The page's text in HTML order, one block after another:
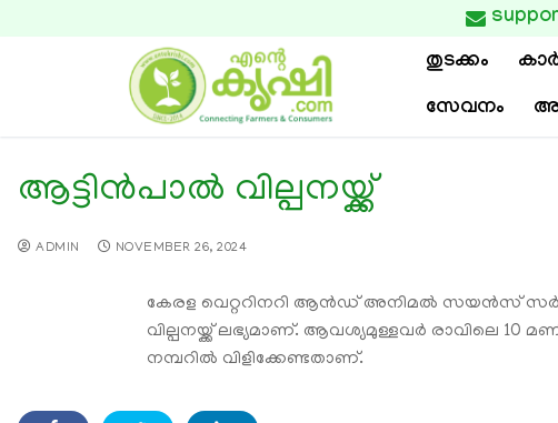

തുടക്കം
സേവനം
ആട്ടിന്‍പാല്‍ വില്പനയ്ക്ക്
ADMIN NOVEMBER 26, 2024
കേരള വെറ്ററിനറി ആന്‍ഡ് അനിമല്‍ സയന്‍സ്
വില്പനയ്ക്ക് ലഭ്യമാണ്. ആവശ്യമുള്ളവര്‍ രാവിലെ 10
നമ്പറില്‍ വിളിക്കേണ്ടതാണ്.